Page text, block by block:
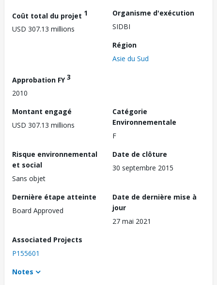
Coût total du projet 1
USD 307.13 millions
Organisme d'exécution
SIDBI
Région
Asie du Sud
Approbation FY3
2010
Montant engagé
USD 307.13 millions
Catégorie
Environnementale
F
Risque environnemental
et social
Sans objet
Date de clôture
30 septembre 2015
Dernière étape atteinte
Board Approved
Date de dernière mise à
jour
27 mai 2021
Associated Projects
P155601
Notes